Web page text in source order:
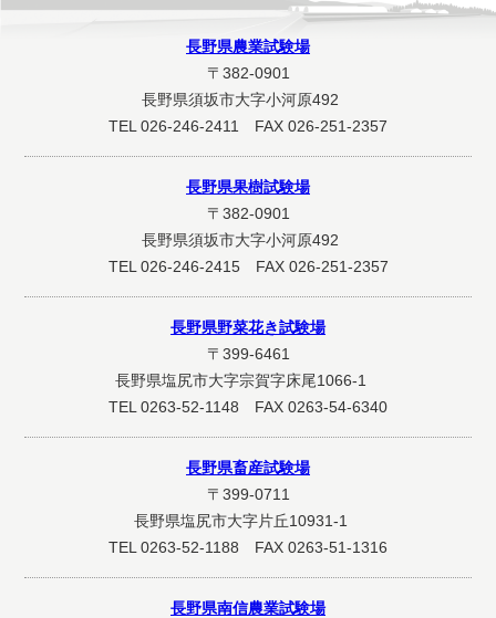
長野県農業試験場
〒382-0901
長野県須坂市大字小河原492
TEL 026-246-2411 FAX 026-251-2357
長野県果樹試験場
〒382-0901
長野県須坂市大字小河原492
TEL 026-246-2415 FAX 026-251-2357
長野県野菜花き試験場
〒399-6461
長野県塩尻市大字宗賀字床尾1066-1
TEL 0263-52-1148 FAX 0263-54-6340
長野県畜産試験場
〒399-0711
長野県塩尻市大字片丘10931-1
TEL 0263-52-1188 FAX 0263-51-1316
長野県南信農業試験場